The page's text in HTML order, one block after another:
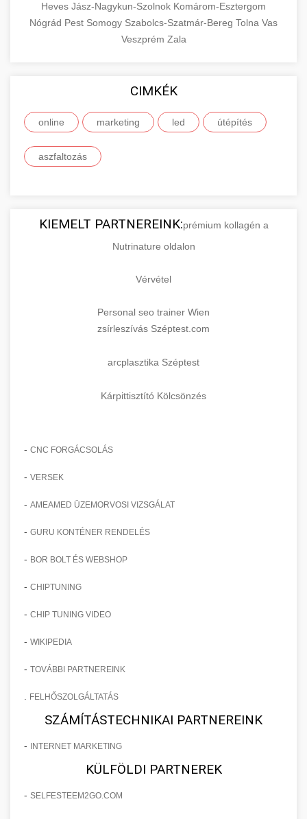
Heves Jász-Nagykun-Szolnok Komárom-Esztergom
Nógrád Pest Somogy Szabolcs-Szatmár-Bereg Tolna Vas
Veszprém Zala
CIMKÉK
online marketing led útépítés
aszfaltozás
KIEMELT PARTNEREINK:prémium kollagén a
Nutrinature oldalon
Vérvétel
Personal seo trainer Wien
zsírleszívás Széptest.com
arcplasztika Széptest
Kárpittisztító Kölcsönzés
- CNC FORGÁCSOLÁS
- VERSEK
- AMEAMED ÜZEMORVOSI VIZSGÁLAT
- GURU KONTÉNER RENDELÉS
- BOR BOLT ÉS WEBSHOP
- CHIPTUNING
- CHIP TUNING VIDEO
- WIKIPEDIA
- TOVÁBBI PARTNEREINK
FELHŐSZOLGÁLTATÁS
SZÁMÍTÁSTECHNIKAI PARTNEREINK
- INTERNET MARKETING
KÜLFÖLDI PARTNEREK
- SELFESTEEM2GO.COM